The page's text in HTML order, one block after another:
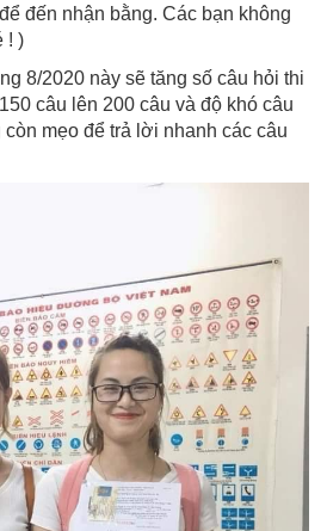
đến nhận bằng. Các bạn không
! )
8/2020 này sẽ tăng số câu hỏi thi
câu lên 200 câu và độ khó câu
còn mẹo để trả lời nhanh các câu